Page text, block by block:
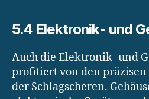
5.4 Elektronik- und
Auch die Elektronik- und
profitiert von den
der Schlagscheren.